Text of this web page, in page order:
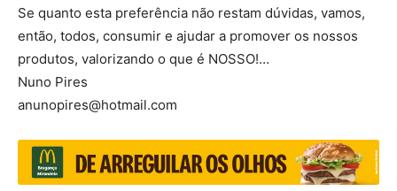
Se quanto esta preferência não restam dúvidas, vamos,
então, todos, consumir e ajudar a promover os nossos
produtos, valorizando o que é NOSSO!…
Nuno Pires
anunopires@hotmail.com